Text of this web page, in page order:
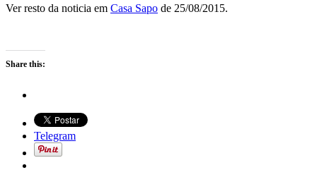
Ver resto da noticia em Casa Sapo de 25/08/2015.
Share this:
Telegram